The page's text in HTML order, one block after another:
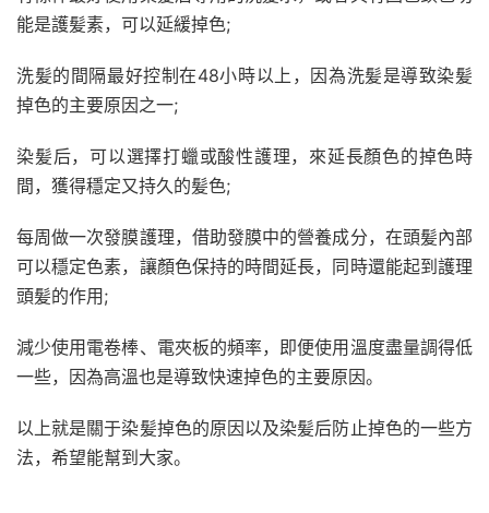
能是護髪素，可以延緩掉色;
洗髪的間隔最好控制在48小時以上，因為洗髪是導致染髪
掉色的主要原因之一;
染髪后，可以選擇打蠟或酸性護理，來延長顏色的掉色時
間，獲得穩定又持久的髪色;
每周做一次發膜護理，借助發膜中的營養成分，在頭髪內部
可以穩定色素，讓顏色保持的時間延長，同時還能起到護理
頭髪的作用;
減少使用電卷棒、電夾板的頻率，即便使用溫度盡量調得低
一些，因為高溫也是導致快速掉色的主要原因。
以上就是關于染髪掉色的原因以及染髪后防止掉色的一些方
法，希望能幫到大家。